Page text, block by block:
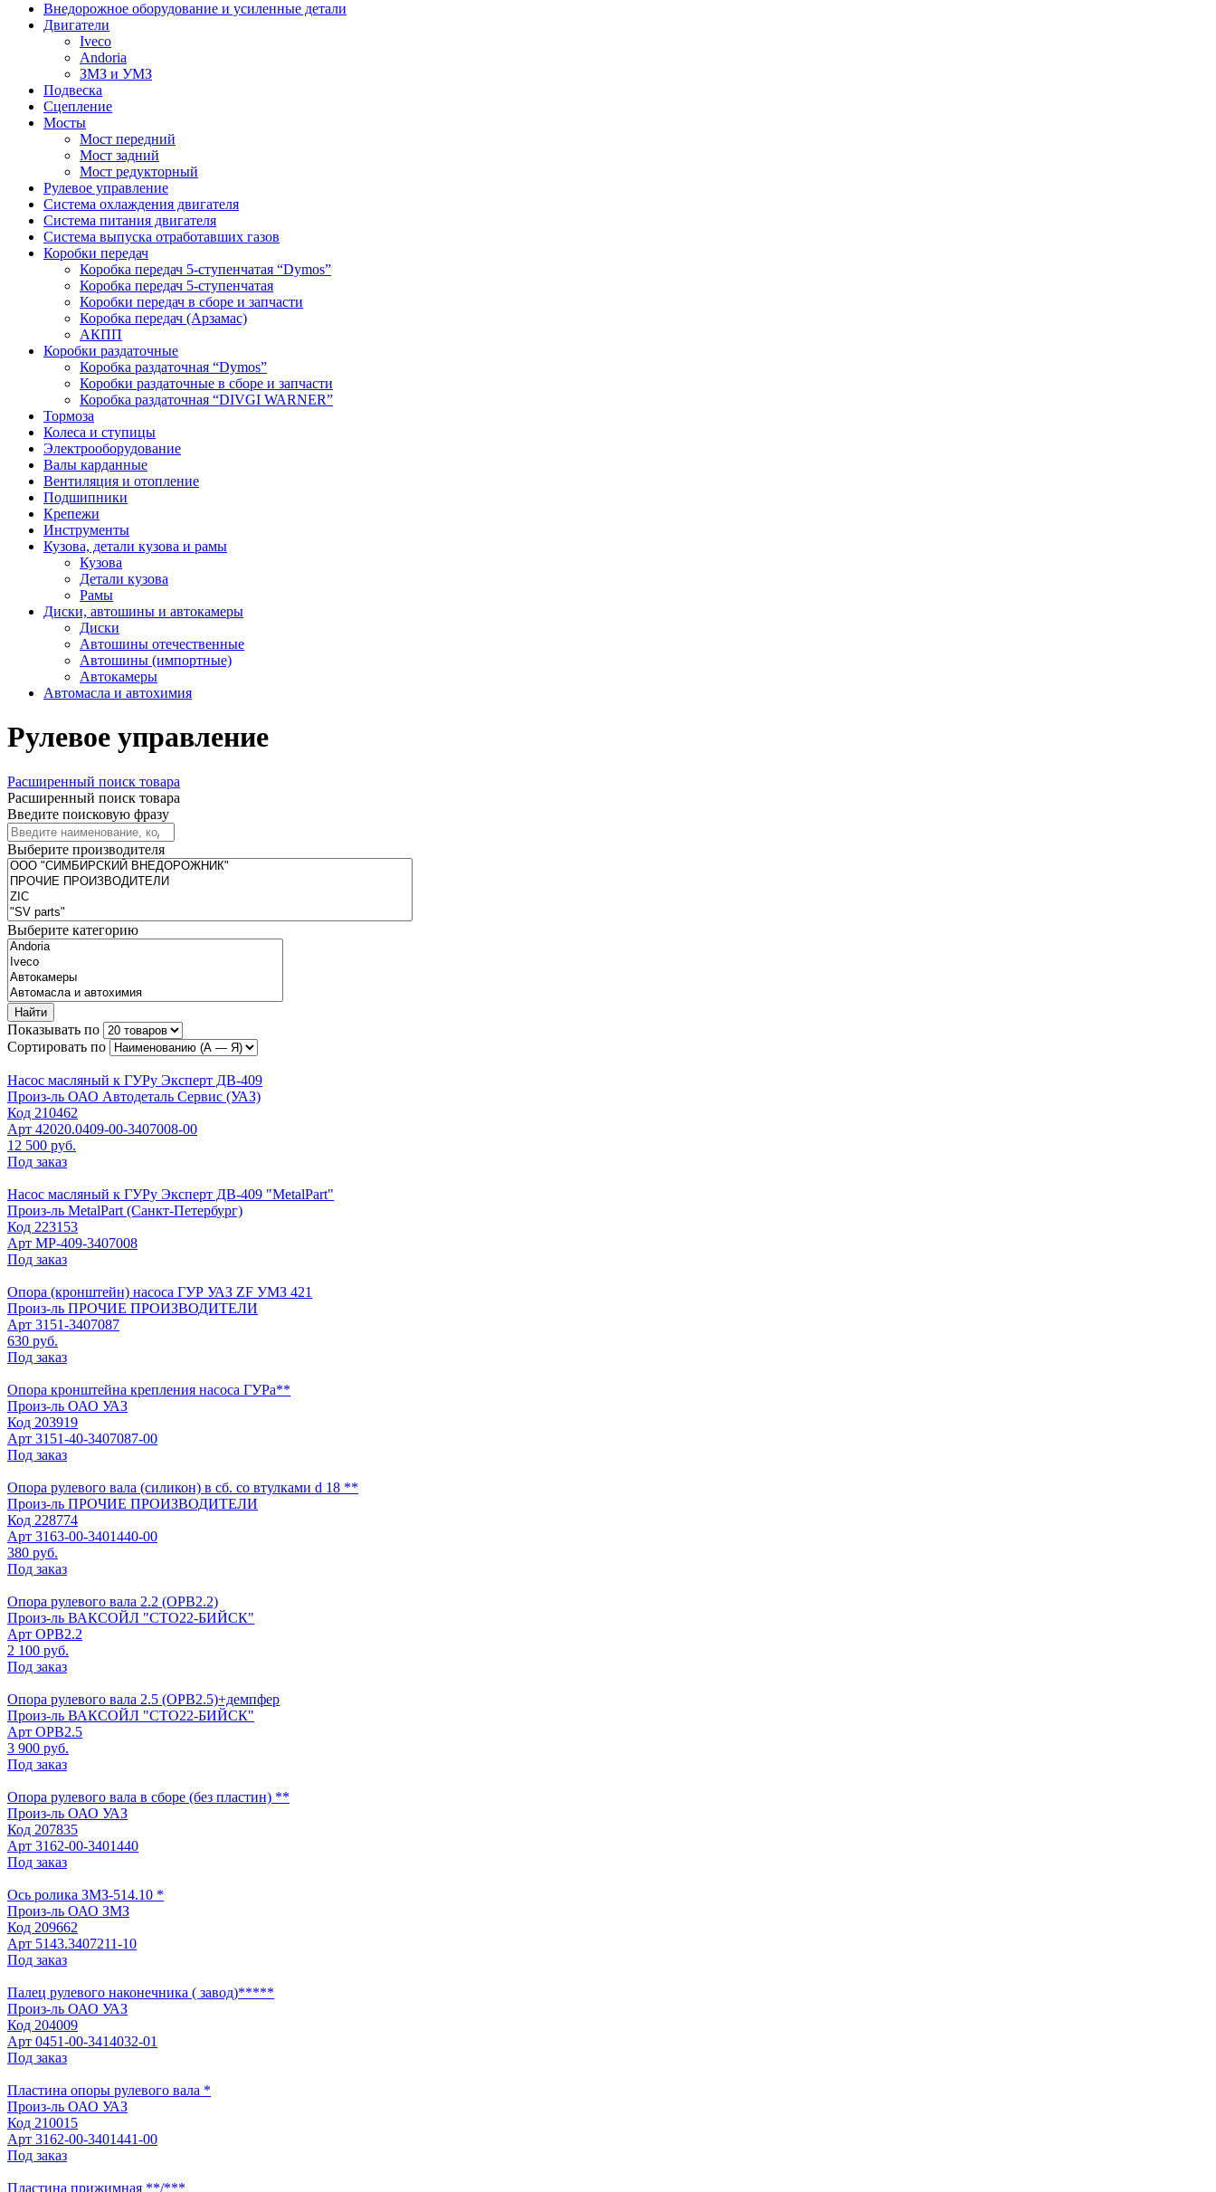
Внедорожное оборудование и усиленные детали
Двигатели
Iveco
Andoria
ЗМЗ и УМЗ
Подвеска
Сцепление
Мосты
Мост передний
Мост задний
Мост редукторный
Рулевое управление
Система охлаждения двигателя
Система питания двигателя
Система выпуска отработавших газов
Коробки передач
Коробка передач 5-ступенчатая “Dymos”
Коробка передач 5-ступенчатая
Коробки передач в сборе и запчасти
Коробка передач (Арзамас)
АКПП
Коробки раздаточные
Коробка раздаточная “Dymos”
Коробки раздаточные в сборе и запчасти
Коробка раздаточная “DIVGI WARNER”
Тормоза
Колеса и ступицы
Электрооборудование
Валы карданные
Вентиляция и отопление
Подшипники
Крепежи
Инструменты
Кузова, детали кузова и рамы
Кузова
Детали кузова
Рамы
Диски, автошины и автокамеры
Диски
Автошины отечественные
Автошины (импортные)
Автокамеры
Автомасла и автохимия
Рулевое управление
Расширенный поиск товара
Расширенный поиск товара
Введите поисковую фразу
Выберите производителя
Выберите категорию
Найти
Показывать по
Сортировать по
Насос масляный к ГУРу Эксперт ДВ-409
Произ-ль ОАО Автодеталь Сервис (УАЗ)
Код 210462
Арт 42020.0409-00-3407008-00
12 500 руб.
Под заказ
Насос масляный к ГУРу Эксперт ДВ-409 "MetalPart"
Произ-ль MetalPart (Санкт-Петербург)
Код 223153
Арт МР-409-3407008
Под заказ
Опора (кронштейн) насоса ГУР УАЗ ZF УМЗ 421
Произ-ль ПРОЧИЕ ПРОИЗВОДИТЕЛИ
Арт 3151-3407087
630 руб.
Под заказ
Опора кронштейна крепления насоса ГУРа**
Произ-ль ОАО УАЗ
Код 203919
Арт 3151-40-3407087-00
Под заказ
Опора рулевого вала (силикон) в сб. со втулками d 18 **
Произ-ль ПРОЧИЕ ПРОИЗВОДИТЕЛИ
Код 228774
Арт 3163-00-3401440-00
380 руб.
Под заказ
Опора рулевого вала 2.2 (ОРВ2.2)
Произ-ль ВАКСОЙЛ "СТО22-БИЙСК"
Арт ОРВ2.2
2 100 руб.
Под заказ
Опора рулевого вала 2.5 (ОРВ2.5)+демпфер
Произ-ль ВАКСОЙЛ "СТО22-БИЙСК"
Арт ОРВ2.5
3 900 руб.
Под заказ
Опора рулевого вала в сборе (без пластин) **
Произ-ль ОАО УАЗ
Код 207835
Арт 3162-00-3401440
Под заказ
Ось ролика ЗМЗ-514.10 *
Произ-ль ОАО ЗМЗ
Код 209662
Арт 5143.3407211-10
Под заказ
Палец рулевого наконечника ( завод)*****
Произ-ль ОАО УАЗ
Код 204009
Арт 0451-00-3414032-01
Под заказ
Пластина опоры рулевого вала *
Произ-ль ОАО УАЗ
Код 210015
Арт 3162-00-3401441-00
Под заказ
Пластина прижимная **/***